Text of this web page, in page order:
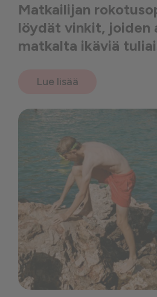
Matkailijan
löydät vinkit, joiden
matkalta ikäviä
Lue lisää